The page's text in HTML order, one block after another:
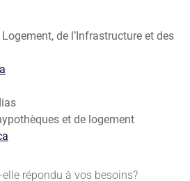
de l’Infrastructure et des
et de logement
répondu à vos besoins?